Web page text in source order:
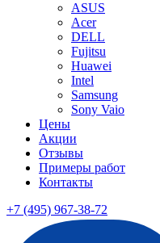
ASUS
Acer
DELL
Fujitsu
Huawei
Intel
Samsung
Sony Vaio
Цены
Акции
Отзывы
Примеры работ
Контакты
+7 (495) 967-38-72